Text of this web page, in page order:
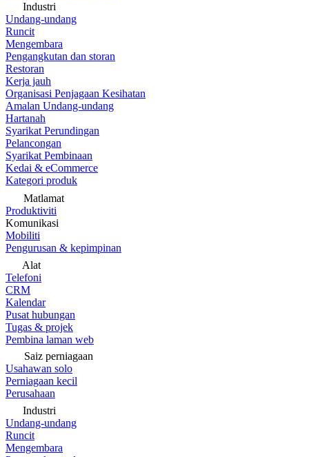
Industri
Undang-undang
Runcit
Mengembara
Pengangkutan dan storan
Restoran
Kerja jauh
Organisasi Penjagaan Kesihatan
Amalan Undang-undang
Hartanah
Syarikat Perundingan
Pelancongan
Syarikat Pembinaan
Kedai & eCommerce
Kategori produk
Matlamat
Produktiviti
Komunikasi
Mobiliti
Pengurusan & kepimpinan
Alat
Telefoni
CRM
Kalendar
Pusat hubungan
Tugas & projek
Pembina laman web
Saiz perniagaan
Usahawan solo
Perniagaan kecil
Perusahaan
Industri
Undang-undang
Runcit
Mengembara